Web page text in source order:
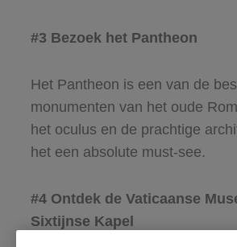
#3 Bezoek het Pantheon
Het Pantheon is een van de
monumenten van het oude
het oculus en de prachtige
het een absolute must-see.
#4 Ontdek de Vaticaanse
Sixtijnse Kapel